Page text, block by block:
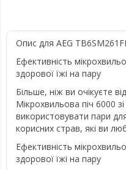
Опис для AEG
Ефективність
здорової їжі на пару
Більше, ніж ви очікуєте
Мікрохвильова піч 6000
використовувати пари
корисних страв, які ви
Ефективність
здорової їжі на пару